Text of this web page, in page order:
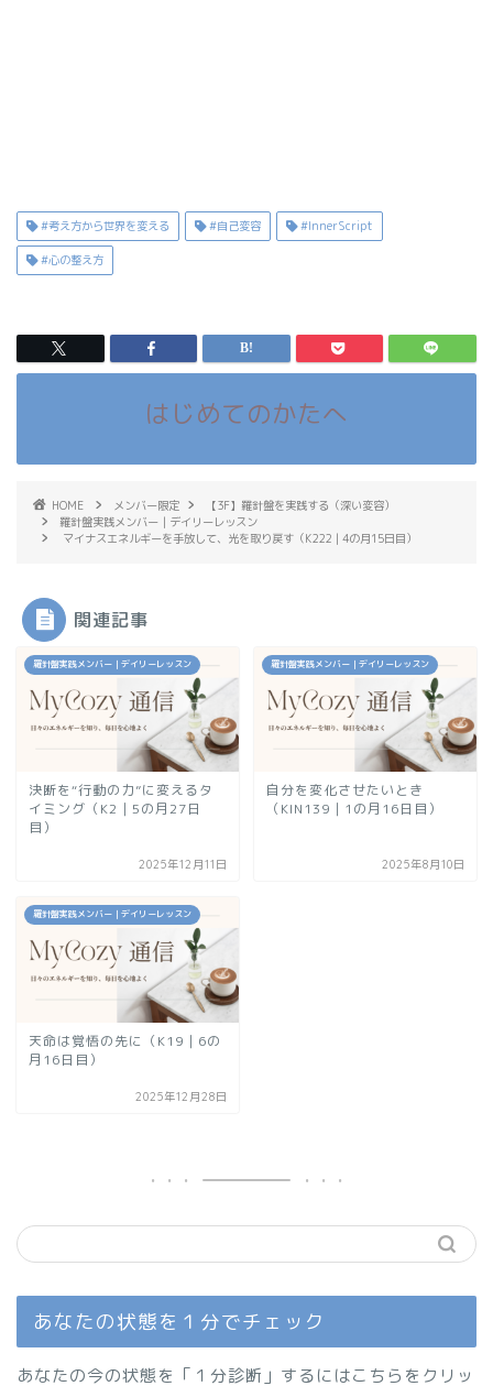
#考え方から世界を変える #自己変容 #InnerScript
#心の整え方
はじめてのかたへ
HOME メンバー限定
【3F】羅針盤を実践する（深い変容）
羅針盤実践メンバー｜デイリーレッスン
マイナスエネルギーを手放して、光を取り戻す（K222｜4の月15日目）
関連記事
羅針盤実践メンバー｜デイリーレッスン
決断を“行動の力”に変えるタ
イミング（K2｜5の月27日
目）
2025年12月11日
羅針盤実践メンバー｜デイリーレッスン
自分を変化させたいとき
（KIN139｜1の月16日目）
2025年8月10日
羅針盤実践メンバー｜デイリーレッスン
天命は覚悟の先に（K19｜6の
月16日目）
2025年12月28日
あなたの状態を１分でチェック
あなたの今の状態を「１分診断」するにはこちらをクリッ